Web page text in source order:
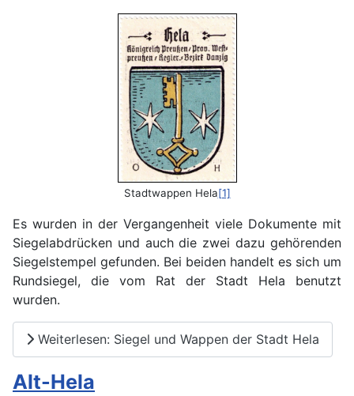
Stadtwappen Hela[1]
Es wurden in der Vergangenheit viele Dokumente mit
Siegelabdrücken und auch die zwei dazu gehörenden
Siegelstempel gefunden. Bei beiden handelt es sich um
Rundsiegel, die vom Rat der Stadt Hela benutzt
wurden.
Weiterlesen: Siegel und Wappen der Stadt Hela
Alt-Hela